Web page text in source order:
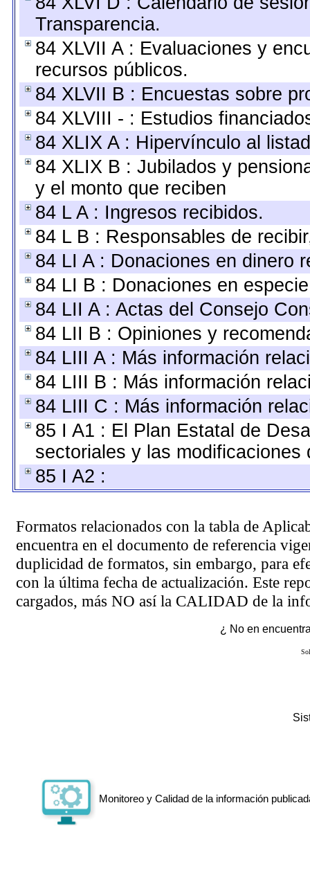
Transparencia.
84 XLVII A : Evaluaciones y
recursos públicos.
84 XLVII B : Encuestas sobre
84 XLVIII - : Estudios
84 XLIX A : Hipervínculo al
84 XLIX B : Jubilados y
y el monto que reciben
84 L A : Ingresos recibidos.
84 L B : Responsables de
84 LI A : Donaciones en dinero
84 LI B : Donaciones en
84 LII A : Actas del Consejo
84 LII B : Opiniones y
84 LIII A : Más información
84 LIII B : Más información
84 LIII C : Más información
85 I A1 : El Plan Estatal de
sectoriales y las
85 I A2 :
Formatos relacionados con la tabla de
encuentra en el documento de referencia
duplicidad de formatos, sin embargo, para
con la última fecha de actualización. Este
cargados, más NO así la CALIDAD de la
¿ No en
Monitoreo y Calidad de la información